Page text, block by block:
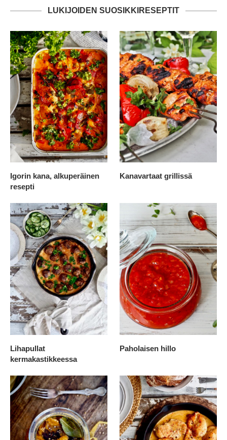
LUKIJOIDEN SUOSIKKIRESEPTIT
Igorin kana, alkuperäinen
resepti
Kanavartaat grillissä
Lihapullat
kermakastikkeessa
Paholaisen hillo